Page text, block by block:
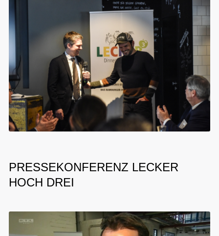
PRESSEKONFERENZ LECKER
HOCH DREI